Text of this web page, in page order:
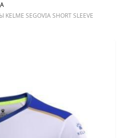
SEGOVIA SHORT SLEEVE